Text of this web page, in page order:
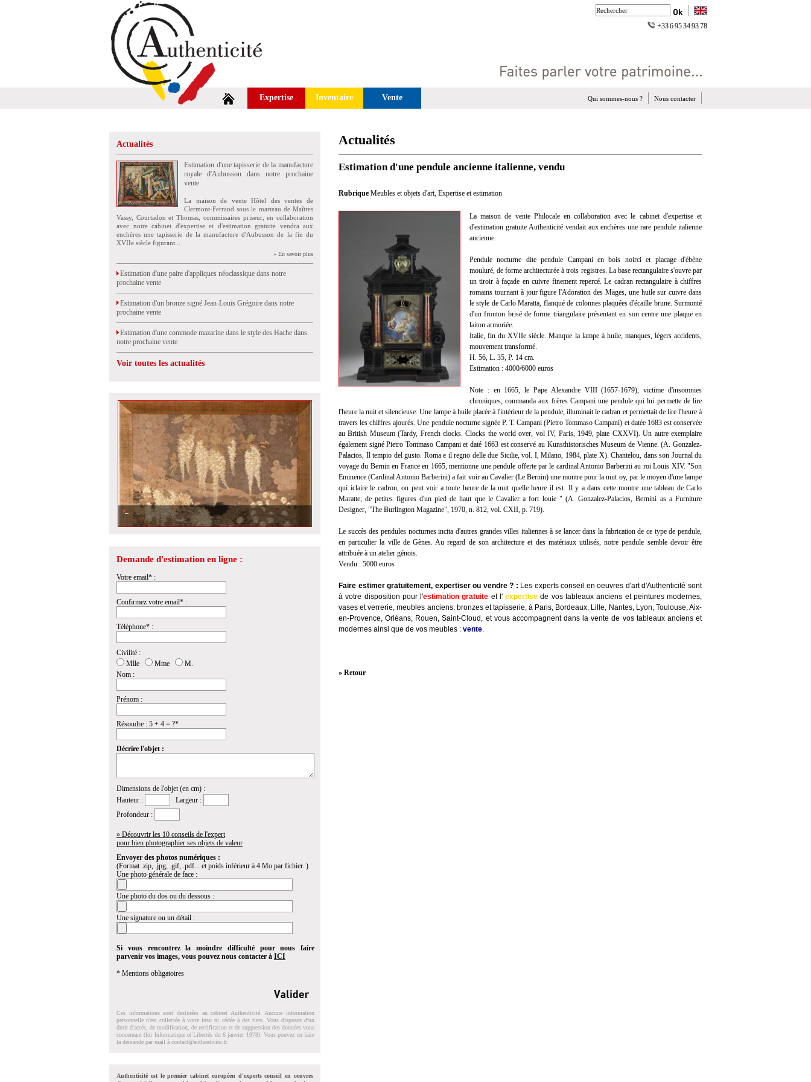
+33 6 95 34 93 78
Expertise Inventaire Vente Nous contacter
Qui sommes-nous ?
Actualités
Estimation d'une tapisserie de la manufacture
royale d'Aubusson dans notre prochaine
vente
La maison de vente Hôtel des ventes de
Clermont-Ferrand sous le marteau de Maîtres
Vassy, Courtadon et Thomas, commissaires priseur, en collaboration
avec notre cabinet d'expertise et d'estimation gratuite vendra aux
enchères une tapisserie de la manufacture d'Aubusson de la fin du
XVIIe siècle figurant...
» En savoir plus
Estimation d'une paire d'appliques néoclassique dans notre
prochaine vente
Estimation d'un bronze signé Jean-Louis Grégoire dans notre
prochaine vente
Estimation d'une commode mazarine dans le style des Hache dans
notre prochaine vente
Voir toutes les actualités
Demande d'estimation en ligne :
Votre email* :
Confirmez votre email* :
Téléphone* :
Civilité :
Mlle
Mme
M.
Nom :
Prénom :
Résoudre : 5 + 4 = ?*
Décrire l'objet :
Dimensions de l'objet (en cm) :
Hauteur :
Largeur :
Profondeur :
» Découvrir les 10 conseils de l'expert
pour bien photographier ses objets de valeur
Envoyer des photos numériques :
(Format .zip, .jpg, .gif, .pdf... et poids inférieur à 4 Mo par fichier. )
Une photo générale de face :
Une photo du dos ou du dessous :
Une signature ou un détail :
Si vous rencontrez la moindre difficulté pour nous faire
parvenir vos images, vous pouvez nous contacter à ICI
* Mentions obligatoires
Ces informations sont destinées au cabinet Authenticité. Aucune information
personnelle n'est collectée à votre insu ni cédée à des tiers. Vous disposez d'un
droit d'accés, de modification, de rectification et de suppression des données vous
concernant (loi Informatique et Libertés du 6 janvier 1978). Vous pouvez en faire
la demande par mail à contact@authenticite.fr.
Authenticité est le premier cabinet européen d'experts conseil en oeuvres
Actualités
Estimation d'une pendule ancienne italienne, vendu
Rubrique Meubles et objets d'art, Expertise et estimation
La maison de vente Philocale en collaboration avec le cabinet d'expertise et
d'estimation gratuite Authenticité vendait aux enchères une rare pendule italienne
ancienne.
Pendule nocturne dite pendule Campani en bois noirci et placage d'ébène
mouluré, de forme architecturée à trois registres. La base rectangulaire s'ouvre par
un tiroir à façade en cuivre finement repercé. Le cadran rectangulaire à chiffres
romains tournant à jour figure l'Adoration des Mages, une huile sur cuivre dans
le style de Carlo Maratta, flanqué de colonnes plaquées d'écaille brune. Surmonté
d'un fronton brisé de forme triangulaire présentant en son centre une plaque en
laiton armoriée.
Italie, fin du XVIIe siècle. Manque la lampe à huile, manques, légers accidents,
mouvement transformé.
H. 56, L. 35, P. 14 cm.
Estimation : 4000/6000 euros
Note : en 1665, le Pape Alexandre VIII (1657-1679), victime d'insomnies
chroniques, commanda aux frères Campani une pendule qui lui permette de lire
l'heure la nuit et silencieuse. Une lampe à huile placée à l'intérieur de la pendule, illuminait le cadran et permettait de lire l'heure à
travers les chiffres ajourés. Une pendule nocturne signée P. T. Campani (Pietro Tommaso Campani) et datée 1683 est conservée
au British Museum (Tardy, French clocks. Clocks the world over, vol IV, Paris, 1949, plate CXXVI). Un autre exemplaire
également signé Pietro Tommaso Campani et daté 1663 est conservé au Kunsthistorisches Museum de Vienne. (A. Gonzalez-
Palacios, Il tempio del gusto. Roma e il regno delle due Sicilie, vol. I, Milano, 1984, plate X). Chantelou, dans son Journal du
voyage du Bernin en France en 1665, mentionne une pendule offerte par le cardinal Antonio Barberini au roi Louis XIV. "Son
Eminence (Cardinal Antonio Barberini) a fait voir au Cavalier (Le Bernin) une montre pour la nuit oy, par le moyen d'une lampe
qui iclaire le cadron, on peut voir a toute heure de la nuit quelle heure il est. Il y a dans cette montre une tableau de Carlo
Maratte, de petites figures d'un pied de haut que le Cavalier a fort louie " (A. Gonzalez-Palacios, Bernini as a Furniture
Designer, "The Burlington Magazine", 1970, n. 812, vol. CXII, p. 719).
Le succès des pendules nocturnes incita d'autres grandes villes italiennes à se lancer dans la fabrication de ce type de pendule,
en particulier la ville de Gènes. Au regard de son architecture et des matériaux utilisés, notre pendule semble devoir être
attribuée à un atelier génois.
Vendu : 5000 euros
Faire estimer gratuitement, expertiser ou vendre ? : Les experts conseil en oeuvres d'art d'Authenticité sont
à votre disposition pour l'estimation gratuite et l'expertise de vos tableaux anciens et peintures modernes,
vases et verrerie, meubles anciens, bronzes et tapisserie, à Paris, Bordeaux, Lille, Nantes, Lyon, Toulouse, Aix-
en-Provence, Orléans, Rouen, Saint-Cloud, et vous accompagnent dans la vente de vos tableaux anciens et
modernes ainsi que de vos meubles : vente.
» Retour